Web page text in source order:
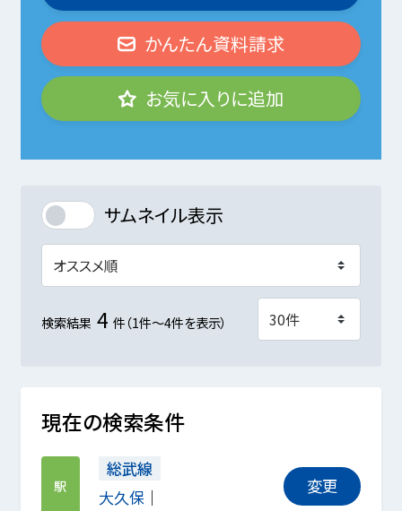
かんたん資料請求
お気に入りに追加
サムネイル表示
検索結果 4 件（1件～4件を表示）
現在の検索条件
駅
総武線
大久保
変更